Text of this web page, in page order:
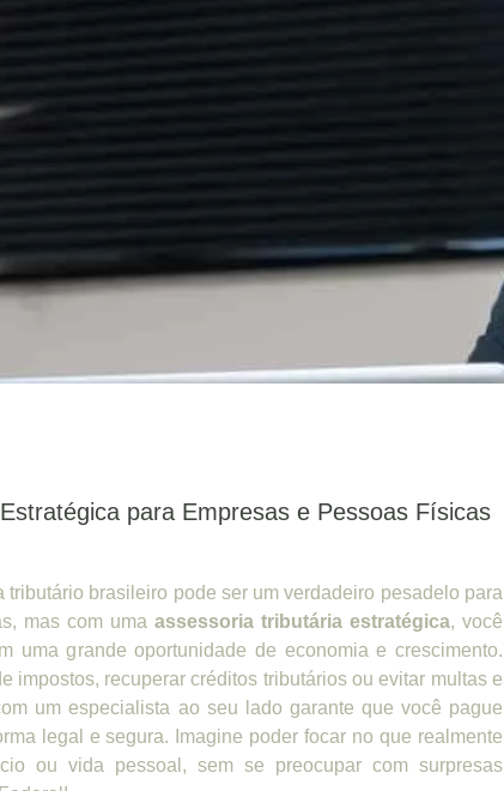
para Empresas e Pessoas Físicas
tributário brasileiro pode ser um verdadeiro pesadelo para
mas com uma assessoria tributária estratégica, você
uma grande oportunidade de economia e crescimento.
impostos, recuperar créditos tributários ou evitar multas e
um especialista ao seu lado garante que você pague
legal e segura. Imagine poder focar no que realmente
ou vida pessoal, sem se preocupar com surpresas